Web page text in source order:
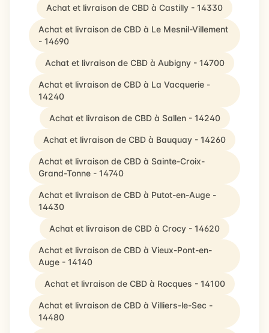
Achat et livraison de CBD à Castilly - 14330
Achat et livraison de CBD à Le Mesnil-Villement
- 14690
Achat et livraison de CBD à Aubigny - 14700
Achat et livraison de CBD à La Vacquerie -
14240
Achat et livraison de CBD à Sallen - 14240
Achat et livraison de CBD à Bauquay - 14260
Achat et livraison de CBD à Sainte-Croix-
Grand-Tonne - 14740
Achat et livraison de CBD à Putot-en-Auge -
14430
Achat et livraison de CBD à Crocy - 14620
Achat et livraison de CBD à Vieux-Pont-en-
Auge - 14140
Achat et livraison de CBD à Rocques - 14100
Achat et livraison de CBD à Villiers-le-Sec -
14480